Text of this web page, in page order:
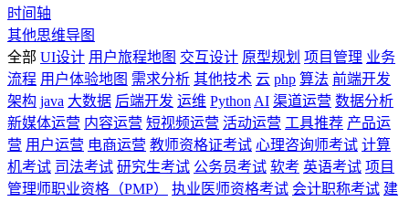
时间轴
其他思维导图
全部 UI设计 用户旅程地图 交互设计 原型规划 项目管理 业务
流程 用户体验地图 需求分析 其他技术 云 php 算法 前端开发
架构 java 大数据 后端开发 运维 Python AI 渠道运营 数据分析
新媒体运营 内容运营 短视频运营 活动运营 工具推荐 产品运
营 用户运营 电商运营 教师资格证考试 心理咨询师考试 计算
机考试 司法考试 研究生考试 公务员考试 软考 英语考试 项目
管理师职业资格（PMP）
执业医师资格考试 会计职称考试 建